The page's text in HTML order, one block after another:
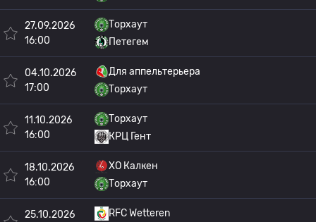
27.09.2026
16:00
Торхаут
Петегем
04.10.2026
17:00
Для аппельтерьера
Торхаут
11.10.2026
16:00
Торхаут
КРЦ Гент
18.10.2026
16:00
ХО Калкен
Торхаут
25.10.2026
RFC Wetteren